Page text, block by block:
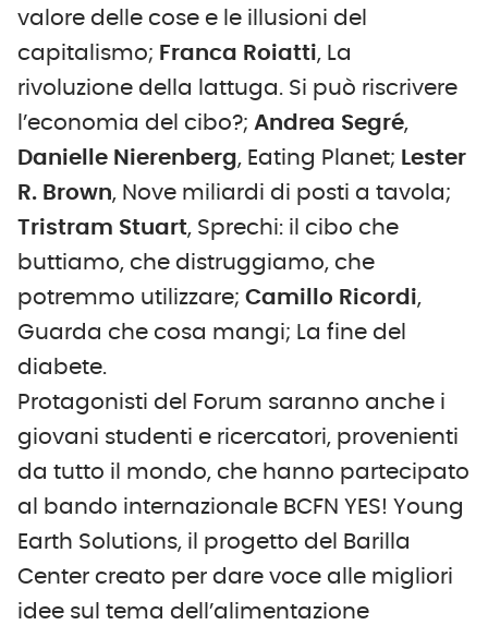
valore delle cose e le illusioni del
capitalismo; Franca Roiatti, La
rivoluzione della lattuga. Si può riscrivere
l’economia del cibo?; Andrea Segré,
Danielle Nierenberg, Eating Planet; Lester
R. Brown, Nove miliardi di posti a tavola;
Tristram Stuart, Sprechi: il cibo che
buttiamo, che distruggiamo, che
potremmo utilizzare; Camillo Ricordi,
Guarda che cosa mangi; La fine del
diabete.
Protagonisti del Forum saranno anche i
giovani studenti e ricercatori, provenienti
da tutto il mondo, che hanno partecipato
al bando internazionale BCFN YES! Young
Earth Solutions, il progetto del Barilla
Center creato per dare voce alle migliori
idee sul tema dell’alimentazione